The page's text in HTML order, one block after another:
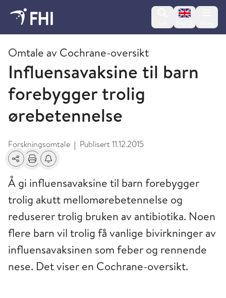
Change
2015 - publikasjoner fra FHI
Omtale av Cochrane-oversikt
Influensavaksine til barn
forebygger trolig
ørebetennelse
Forskningsomtale | Publisert11.12.2015
Del Skriv utFå varsel om endringer
Å gi influensavaksine til barn forebygger
trolig akutt mellomørebetennelse og
reduserer trolig bruken av antibiotika. Noen
flere barn vil trolig få vanlige bivirkninger av
influensavaksinen som feber og rennende
nese. Det viser en Cochrane-oversikt.